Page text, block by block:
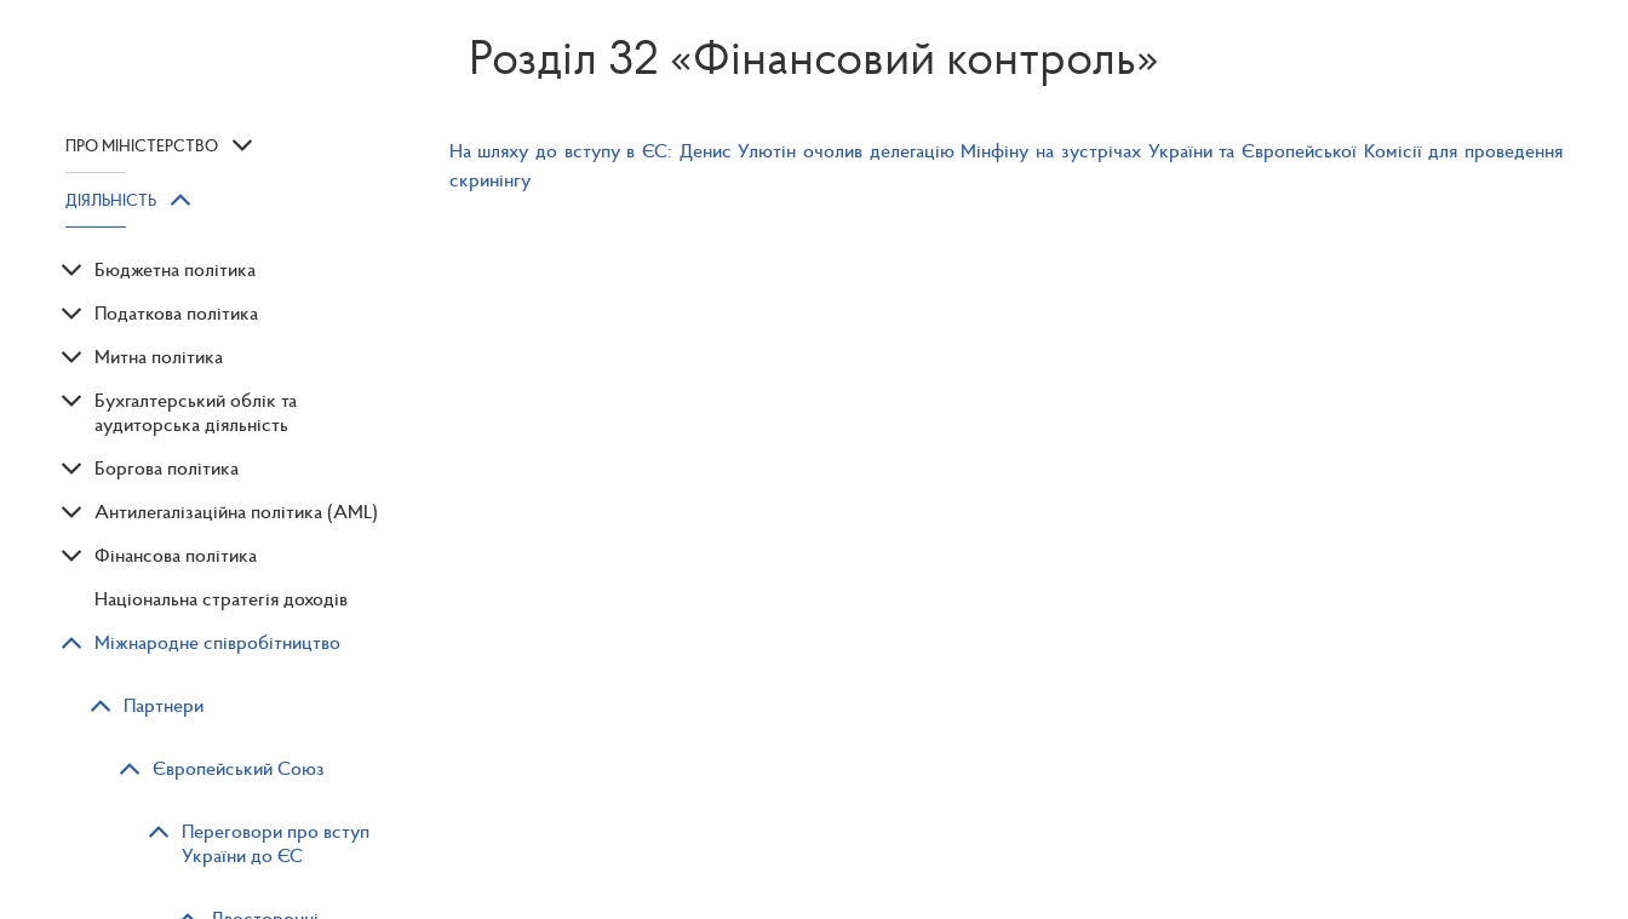
Розділ 32 «Фінансовий контроль»
ПРО МІНІСТЕРСТВО
ДІЯЛЬНІСТЬ
Бюджетна політика
Податкова політика
Митна політика
Бухгалтерський облік та
аудиторська діяльність
Боргова політика
Антилегалізаційна політика (AML)
Фінансова політика
Національна стратегія доходів
Міжнародне співробітництво
Партнери
Європейський Союз
Переговори про вступ
України до ЄС
На шляху до вступу в ЄС: Денис Улютін очолив делегацію Мінфіну на зустрічах України та Європейської Комісії для проведення
скринінгу